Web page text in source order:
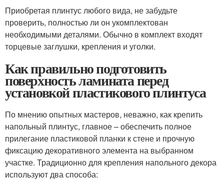
Приобретая плинтус любого вида, не забудьте
проверить, полностью ли он укомплектован
необходимыми деталями. Обычно в комплект входят
торцевые заглушки, крепления и уголки.
Как правильно подготовить
поверхность ламината перед
установкой пластикового плинтуса
По мнению опытных мастеров, неважно, как крепить
напольный плинтус, главное – обеспечить полное
прилегание пластиковой планки к стене и прочную
фиксацию декоративного элемента на выбранном
участке. Традиционно для крепления напольного декора
используют два способа: